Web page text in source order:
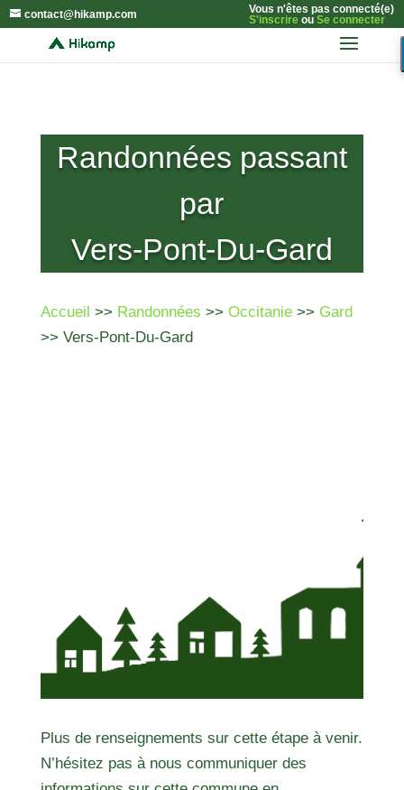
contact@hikamp.com
Vous n'êtes pas connecté(e)
S'inscrireou Se connecter
Randonnées passant
par
Vers-Pont-Du-Gard
Accueil >> Randonnées >> Occitanie>> Gard
>> Vers-Pont-Du-Gard
Plus de renseignements sur cette étape à venir.
N’hésitez pas à nous communiquer des